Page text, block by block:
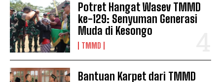
Potret Hangat Wasev TMMD
ke-129: Senyuman Generasi
Muda di Kesongo
TMMD
Bantuan Karpet dari TMMD